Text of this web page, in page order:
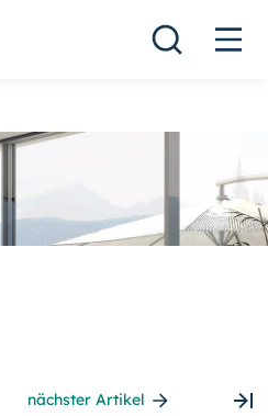
nächster Artikel